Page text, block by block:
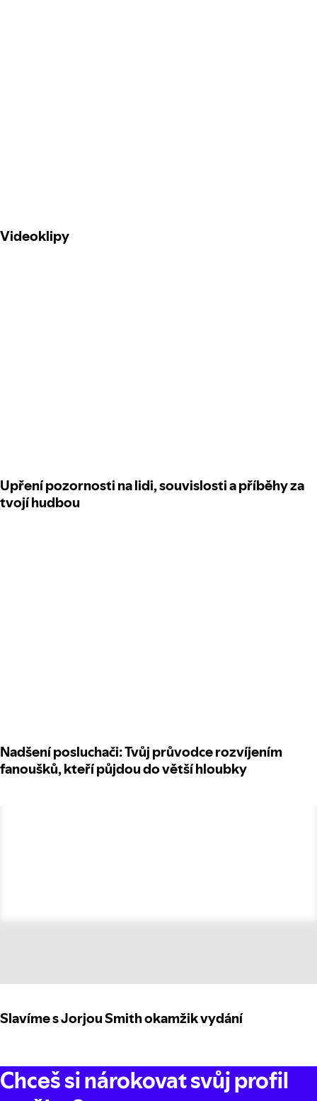
Videoklipy
Upření pozornosti na lidi, souvislosti a příběhy za
tvojí hudbou
Nadšení posluchači: Tvůj průvodce rozvíjením
fanoušků, kteří půjdou do větší hloubky
Slavíme s Jorjou Smith okamžik vydání
Chceš si nárokovat svůj profil